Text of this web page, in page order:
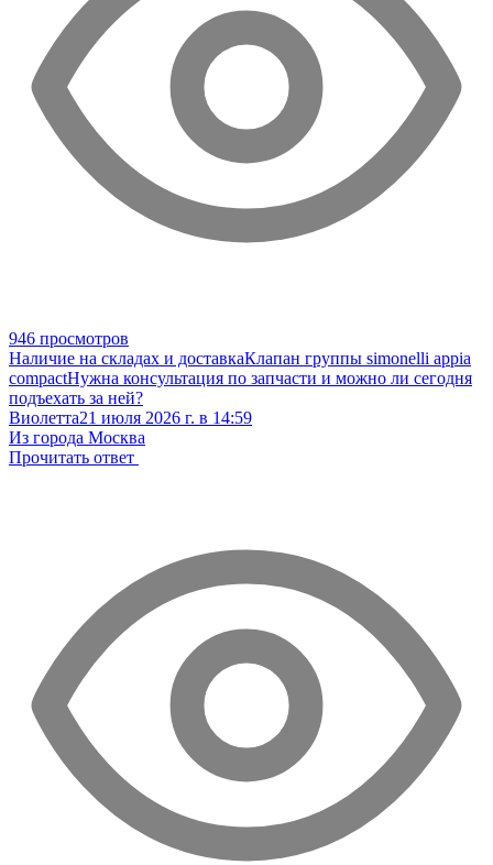
946 просмотров
Наличие на складах и доставкаКлапан группы simonelli appia
compactНужна консультация по запчасти и можно ли сегодня
подъехать за ней?
Виолетта21 июля 2026 г. в 14:59
Из города Москва
Прочитать ответ